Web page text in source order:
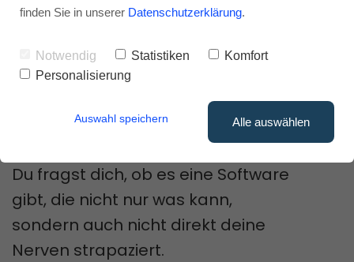
Du willst Videos drehen, die richtig
knallen, aber das ganze
Technikzeug wirkt auf den ersten
Blick wie ein Labyrinth aus
Fachchinesisch?
Du fragst dich, ob es eine Software
gibt, die nicht nur was kann,
sondern auch nicht direkt deine
Nerven strapaziert.
finden Sie in unserer Datenschutzerklärung.
Notwendig Statistiken
Komfort
Personalisierung
Auswahl speichern Alle auswählen